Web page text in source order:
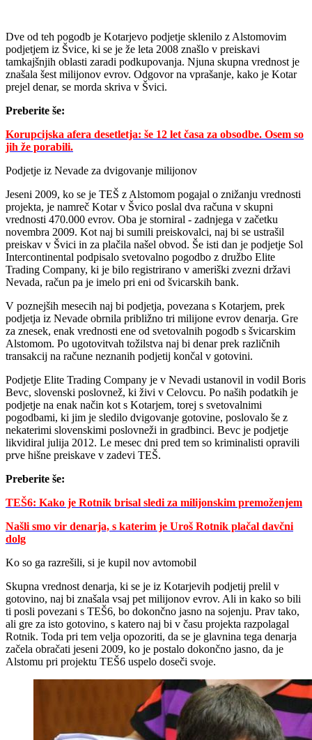
Dve od teh pogodb je Kotarjevo podjetje sklenilo z Alstomovim
podjetjem iz Švice, ki se je že leta 2008 znašlo v preiskavi
tamkajšnjih oblasti zaradi podkupovanja. Njuna skupna vrednost je
znašala šest milijonov evrov. Odgovor na vprašanje, kako je Kotar
prejel denar, se morda skriva v Švici.
Preberite še:
Korupcijska afera desetletja: še 12 let časa za obsodbe. Osem so
jih že porabili.
Podjetje iz Nevade za dvigovanje milijonov
Jeseni 2009, ko se je TEŠ z Alstomom pogajal o znižanju vrednosti
projekta, je namreč Kotar v Švico poslal dva računa v skupni
vrednosti 470.000 evrov. Oba je storniral - zadnjega v začetku
novembra 2009. Kot naj bi sumili preiskovalci, naj bi se ustrašil
preiskav v Švici in za plačila našel obvod. Še isti dan je podjetje Sol
Intercontinental podpisalo svetovalno pogodbo z družbo Elite
Trading Company, ki je bilo registrirano v ameriški zvezni državi
Nevada, račun pa je imelo pri eni od švicarskih bank.
V poznejših mesecih naj bi podjetja, povezana s Kotarjem, prek
podjetja iz Nevade obrnila približno tri milijone evrov denarja. Gre
za znesek, enak vrednosti ene od svetovalnih pogodb s švicarskim
Alstomom. Po ugotovitvah tožilstva naj bi denar prek različnih
transakcij na račune neznanih podjetij končal v gotovini.
Podjetje Elite Trading Company je v Nevadi ustanovil in vodil Boris
Bevc, slovenski poslovnež, ki živi v Celovcu. Po naših podatkih je
podjetje na enak način kot s Kotarjem, torej s svetovalnimi
pogodbami, ki jim je sledilo dvigovanje gotovine, poslovalo še z
nekaterimi slovenskimi poslovneži in gradbinci. Bevc je podjetje
likvidiral julija 2012. Le mesec dni pred tem so kriminalisti opravili
prve hišne preiskave v zadevi TEŠ.
Preberite še:
TEŠ6: Kako je Rotnik brisal sledi za milijonskim premoženjem
Našli smo vir denarja, s katerim je Uroš Rotnik plačal davčni
dolg
Ko so ga razrešili, si je kupil nov avtomobil
Skupna vrednost denarja, ki se je iz Kotarjevih podjetij prelil v
gotovino, naj bi znašala vsaj pet milijonov evrov. Ali in kako so bili
ti posli povezani s TEŠ6, bo dokončno jasno na sojenju. Prav tako,
ali gre za isto gotovino, s katero naj bi v času projekta razpolagal
Rotnik. Toda pri tem velja opozoriti, da se je glavnina tega denarja
začela obračati jeseni 2009, ko je postalo dokončno jasno, da je
Alstomu pri projektu TEŠ6 uspelo doseči svoje.